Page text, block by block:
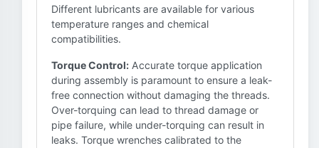
Different lubricants are available for various
temperature ranges and chemical
compatibilities.
Torque Control: Accurate torque application
during assembly is paramount to ensure a leak-
free connection without damaging the threads.
Over-torquing can lead to thread damage or
pipe failure, while under-torquing can result in
leaks. Torque wrenches calibrated to the